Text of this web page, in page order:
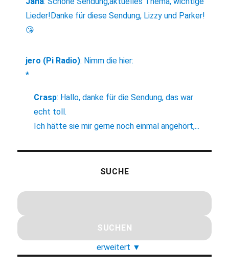
Lieder!Danke für diese Sendung, Lizzy und Parker!
😘
jero (Pi Radio): Nimm die hier:
*
Crasp: Hallo, danke für die Sendung, das war
echt toll.
Ich hätte sie mir gerne noch einmal angehört,...
SUCHE
erweitert ▼